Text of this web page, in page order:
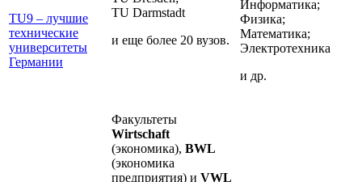
TU9 – лучшие
технические
университеты
Германии
TU Darmstadt
и еще более 20 вузов.
Информатика;
Физика;
Математика;
Электротехника
и др.
Факультеты
Wirtschaft
(экономика), BWL
(экономика
предприятия) и VWL